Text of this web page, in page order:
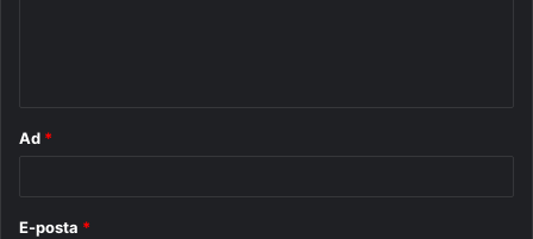
Ad *
E-posta *